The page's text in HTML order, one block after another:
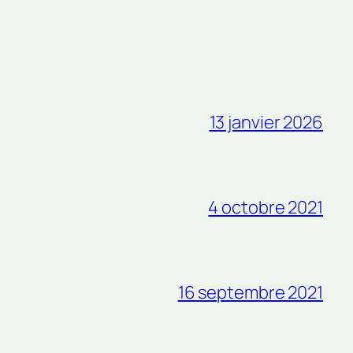
13 janvier 2026
4 octobre 2021
16 septembre 2021